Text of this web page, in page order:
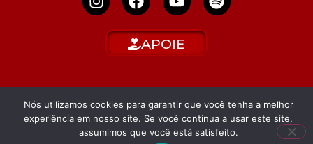
APOIE
Nós utilizamos cookies para garantir que você tenha a melhor
experiência em nosso site. Se você continua a usar este site,
assumimos que você está satisfeito.